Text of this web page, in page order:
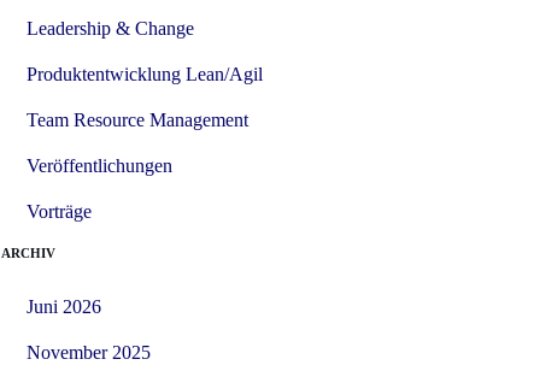
Leadership & Change
Produktentwicklung Lean/Agil
Team Resource Management
Veröffentlichungen
Vorträge
ARCHIV
Juni 2026
November 2025